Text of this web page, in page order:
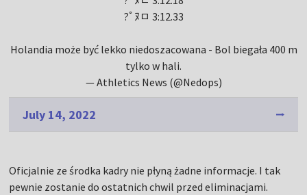
?ﾟﾇﾱ 3:12.33
Holandia może być lekko niedoszacowana - Bol biegała 400 m
tylko w hali.
— Athletics News (@Nedops)
July 14, 2022
Oficjalnie ze środka kadry nie płyną żadne informacje. I tak
pewnie zostanie do ostatnich chwil przed eliminacjami.